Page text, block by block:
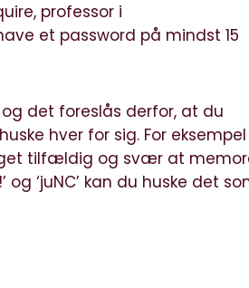
professor i
et password på mindst 15
det foreslås derfor, at du
hver for sig. For eksempel
tilfældig og svær at
‘juNC’ kan du huske det